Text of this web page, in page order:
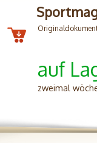
auf
zweimal